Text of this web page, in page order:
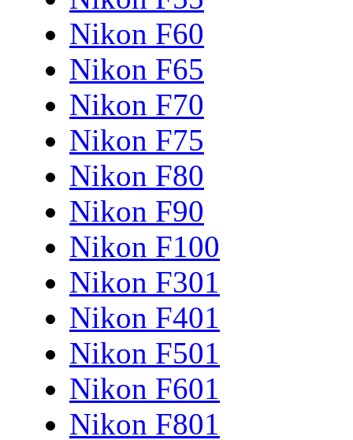
Nikon F60
Nikon F65
Nikon F70
Nikon F75
Nikon F80
Nikon F90
Nikon F100
Nikon F301
Nikon F401
Nikon F501
Nikon F601
Nikon F801